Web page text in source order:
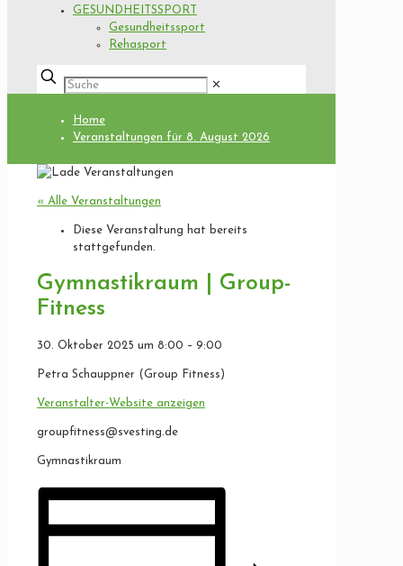
GESUNDHEITSSPORT
Gesundheitssport
Rehasport
✕
Home
Veranstaltungen für 8. August 2026
« Alle Veranstaltungen
Diese Veranstaltung hat bereits
stattgefunden.
Gymnastikraum | Group-
Fitness
30. Oktober 2025 um 8:00 – 9:00
Petra Schauppner (Group Fitness)
Veranstalter-Website anzeigen
groupfitness@svesting.de
Gymnastikraum